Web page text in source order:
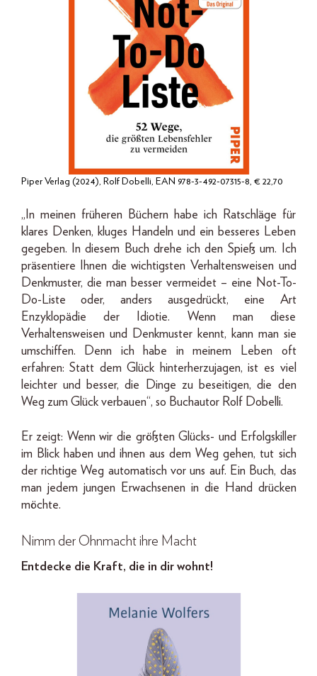
Piper Verlag (2024), Rolf Dobelli, EAN 978-3-492-07315-8, € 22,70
„In meinen früheren Büchern habe ich Ratschläge für
klares Denken, kluges Handeln und ein besseres Leben
gegeben. In diesem Buch drehe ich den Spieß um. Ich
präsentiere Ihnen die wichtigsten Verhaltensweisen und
Denkmuster, die man besser vermeidet – eine Not-To-
Do-Liste oder, anders ausgedrückt, eine Art
Enzyklopädie der Idiotie. Wenn man diese
Verhaltensweisen und Denkmuster kennt, kann man sie
umschiffen. Denn ich habe in meinem Leben oft
erfahren: Statt dem Glück hinterherzujagen, ist es viel
leichter und besser, die Dinge zu beseitigen, die den
Weg zum Glück verbauen“, so Buchautor Rolf Dobelli.
Er zeigt: Wenn wir die größten Glücks- und Erfolgskiller
im Blick haben und ihnen aus dem Weg gehen, tut sich
der richtige Weg automatisch vor uns auf. Ein Buch, das
man jedem jungen Erwachsenen in die Hand drücken
möchte.
Nimm der Ohnmacht ihre Macht
Entdecke die Kraft, die in dir wohnt!